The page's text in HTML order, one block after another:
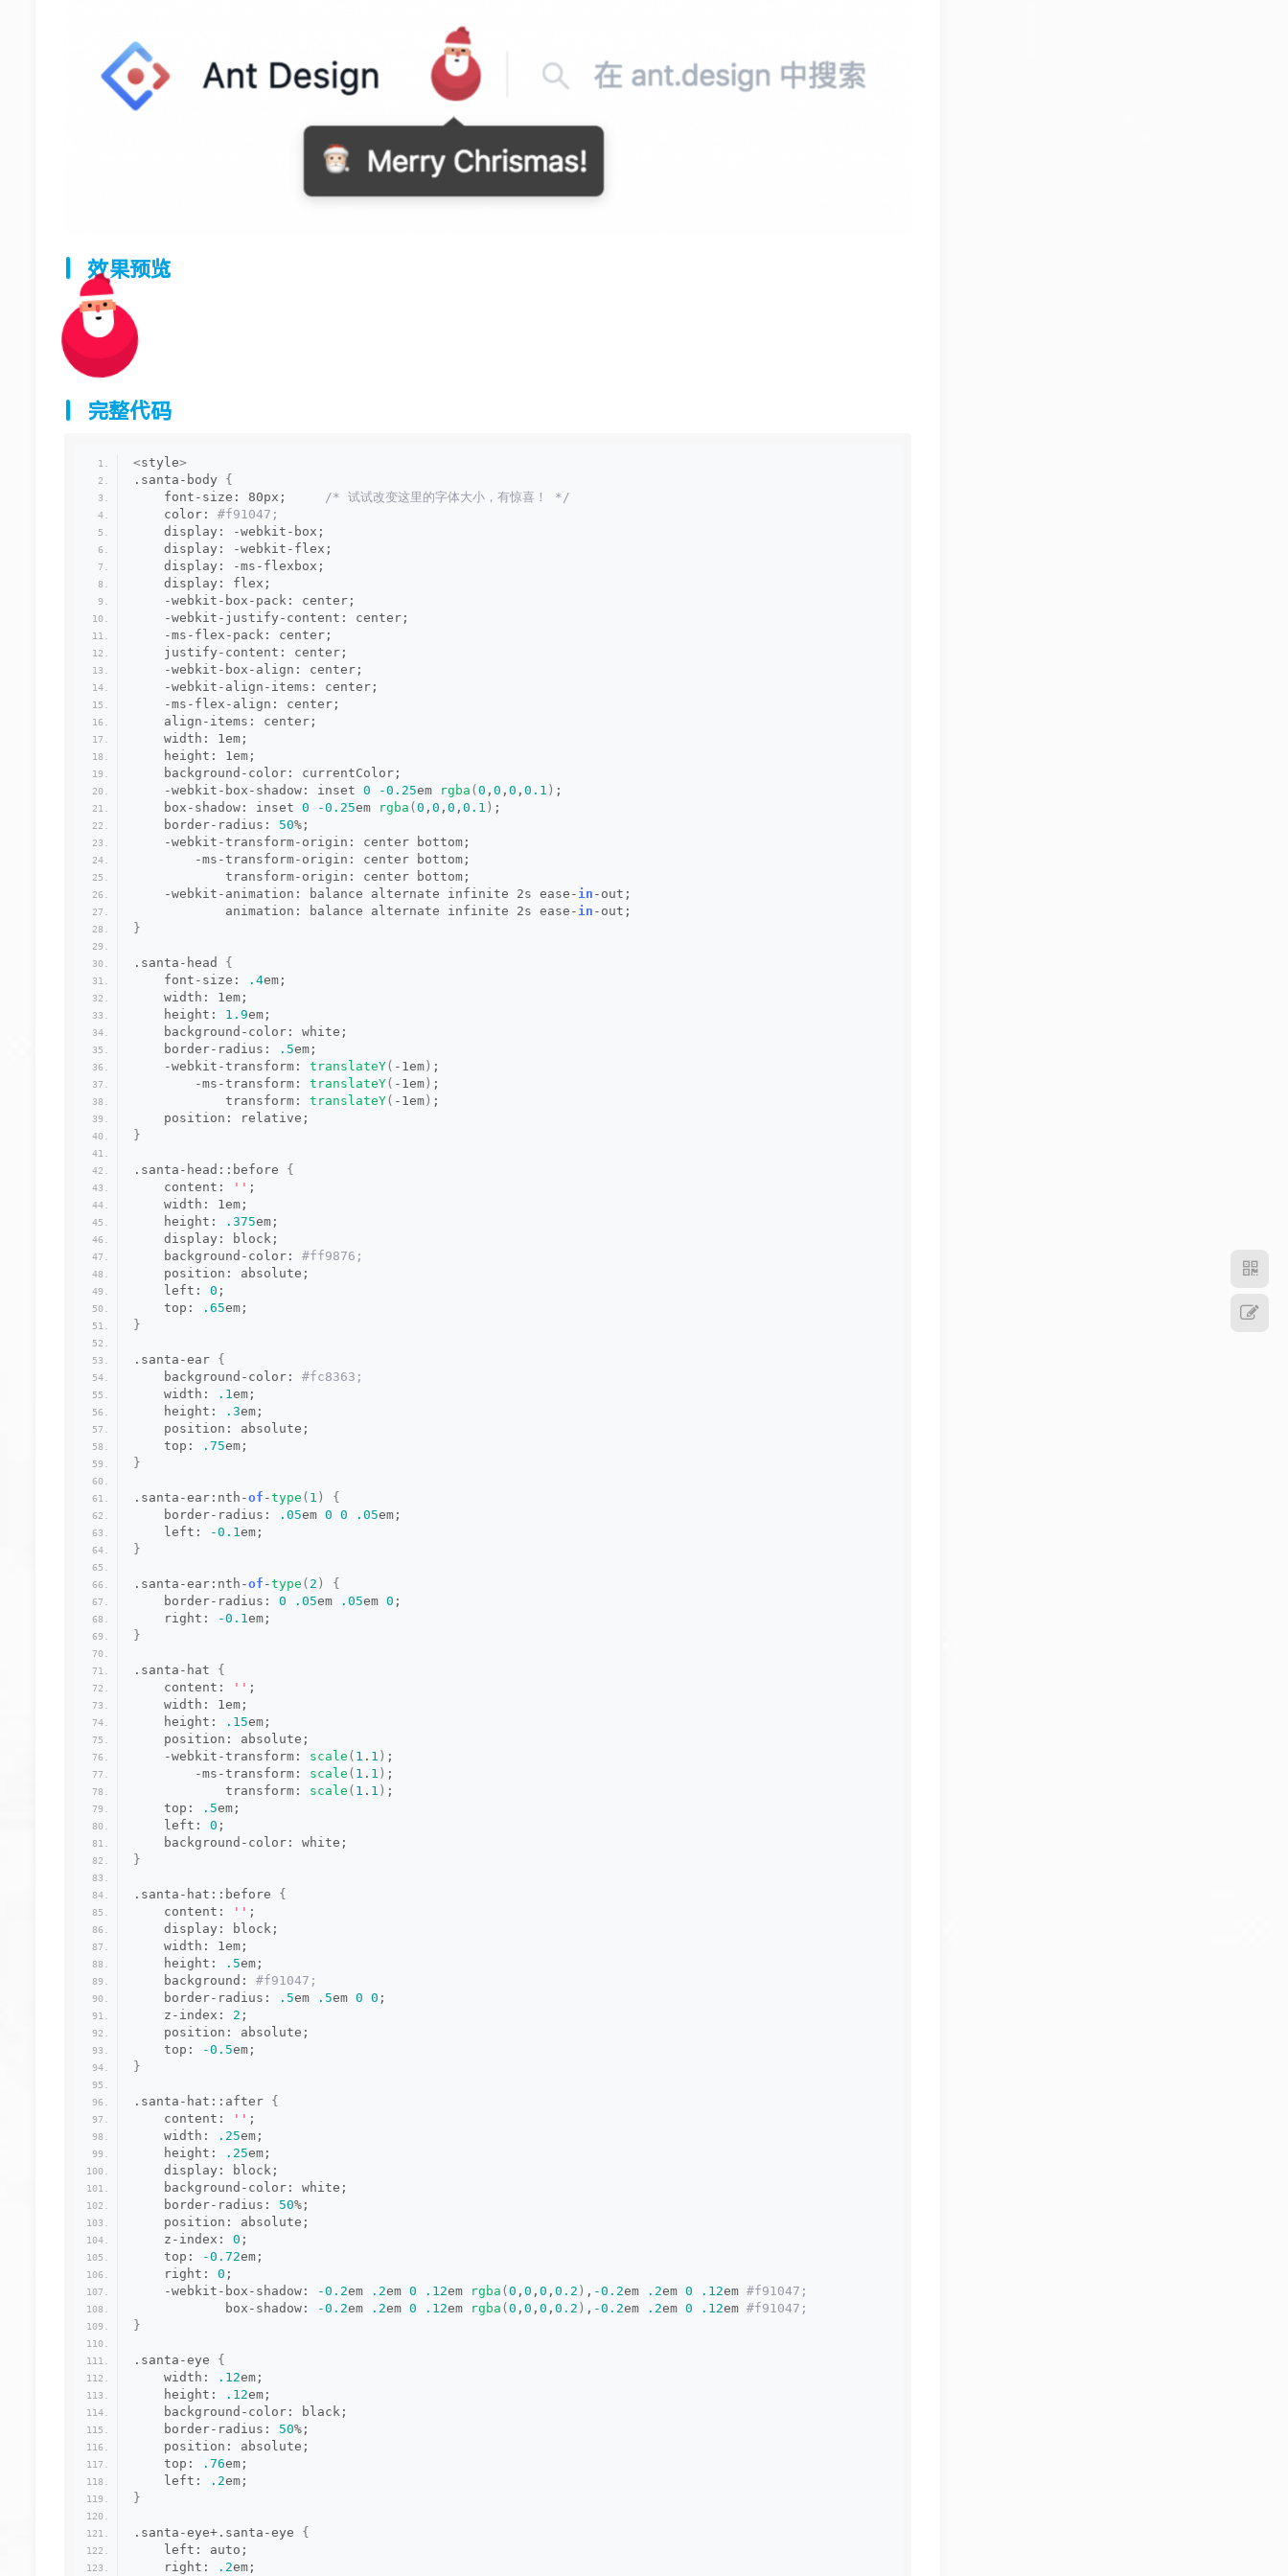
效果预览
完整代码
<style>
.santa-body {
    font-size: 80px;
/* 试试改变这里的字体大小，有惊喜！ */
    color:
#f91047;
    display: -webkit-box;
    display: -webkit-flex;
    display: -ms-flexbox;
    display: flex;
    -webkit-box-pack: center;
    -webkit-justify-content: center;
    -ms-flex-pack: center;
    justify-content: center;
    -webkit-box-align: center;
    -webkit-align-items: center;
    -ms-flex-align: center;
    align-items: center;
    width: 1em;
    height: 1em;
    background-color: currentColor;
    -webkit-box-shadow: inset
0 -0.25em rgba (0 , 0 , 0 , 0.1 ) ;
    box-shadow: inset
0 -0.25em rgba (0 , 0 , 0 , 0.1 ) ;
    border-radius:
50%;
    -webkit-transform-origin: center bottom;
        -ms-transform-origin: center bottom;
            transform-origin: center bottom;
    -webkit-animation: balance alternate infinite 2s ease-
in -out;
            animation: balance alternate infinite 2s ease-
in -out;
}
.santa-head {
    font-size:
.4em;
    width: 1em;
    height:
1.9em;
    background-color: white;
    border-radius:
.5em;
    -webkit-transform:
translateY( -1em) ;
        -ms-transform:
translateY( -1em) ;
            transform:
translateY( -1em) ;
    position: relative;
}
.santa-head::before {
    content:
'' ;
    width: 1em;
    height:
.375em;
    display: block;
    background-color:
#ff9876;
    position: absolute;
    left:
0 ;
    top:
.65em;
}
.santa-ear {
    background-color:
#fc8363;
    width:
.1 em;
    height:
.3em;
    position: absolute;
    top:
.75em;
}
.santa-ear:nth-of -type ( 1 )
{
    border-radius:
.05em 0 0 .05em;
    left:
-0.1 em;
}
.santa-ear:nth-of -type ( 2 )
{
    border-radius:
0 .05em .05em 0 ;
    right:
-0.1 em;
}
.santa-hat {
    content:
'' ;
    width: 1em;
    height:
.15em;
    position: absolute;
    -webkit-transform:
scale ( 1 . 1 ) ;
        -ms-transform:
scale ( 1 . 1 ) ;
            transform:
scale ( 1 . 1 ) ;
    top:
.5em;
    left:
0 ;
    background-color: white;
}
.santa-hat::before {
    content:
'' ;
    display: block;
    width: 1em;
    height:
.5em;
    background:
#f91047;
    border-radius:
.5em .5em 0 0 ;
    z-index:
2 ;
    position: absolute;
    top:
-0.5em;
}
.santa-hat::after {
    content:
'' ;
    width:
.25em;
    height:
.25em;
    display: block;
    background-color: white;
    border-radius:
50%;
    position: absolute;
    z-index:
0 ;
    top:
-0.72em;
    right:
0 ;
    -webkit-box-shadow:
-0.2em .2em 0 .12em rgba (0 , 0 , 0 , 0.2 ) , -0.2em .2em 0 .12em #f91047;
            box-shadow:
-0.2em .2em 0 .12em rgba (0 , 0 , 0 , 0.2 ) , -0.2em .2em 0 .12em #f91047;
}
.santa-eye {
    width:
.12em;
    height:
.12em;
    background-color: black;
    border-radius:
50%;
    position: absolute;
    top:
.76em;
    left:
.2em;
}
.santa-eye+.santa-eye {
    left: auto;
    right:
.2em;